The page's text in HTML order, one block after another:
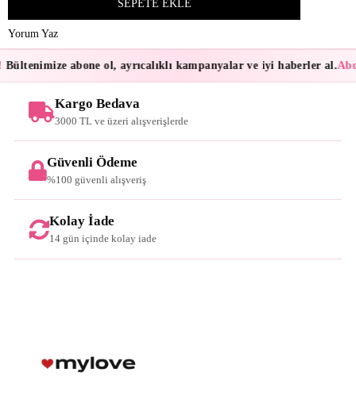
Yorum Yaz
Bültenimize abone ol, ayrıcalıklı kampanyalar ve iyi haberler al.
Kargo Bedava
3000 TL ve üzeri alışverişlerde
Güvenli Ödeme
%100 güvenli alışveriş
Kolay İade
14 gün içinde kolay iade